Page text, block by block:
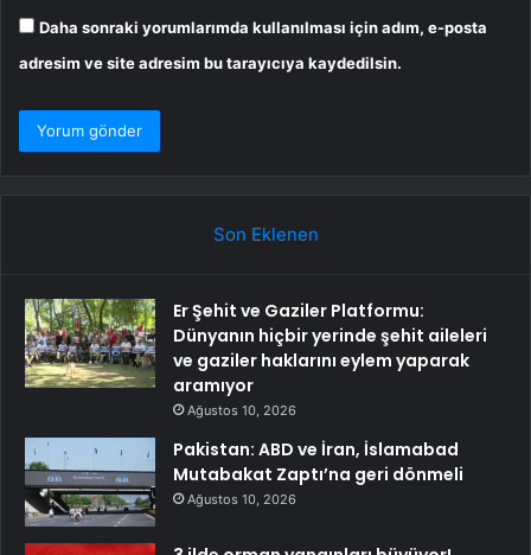
Daha sonraki yorumlarımda kullanılması için adım, e-posta
adresim ve site adresim bu tarayıcıya kaydedilsin.
Son Eklenen
Er Şehit ve Gaziler Platformu:
Dünyanın hiçbir yerinde şehit aileleri
ve gaziler haklarını eylem yaparak
aramıyor
Ağustos 10, 2026
Pakistan: ABD ve İran, İslamabad
Mutabakat Zaptı’na geri dönmeli
Ağustos 10, 2026